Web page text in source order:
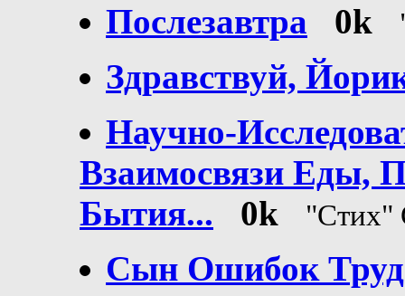
Послезавтра
0k
Здравствуй,
Научно-
Взаимосвязи Еды,
Бытия...
0k
Сын Ошибок